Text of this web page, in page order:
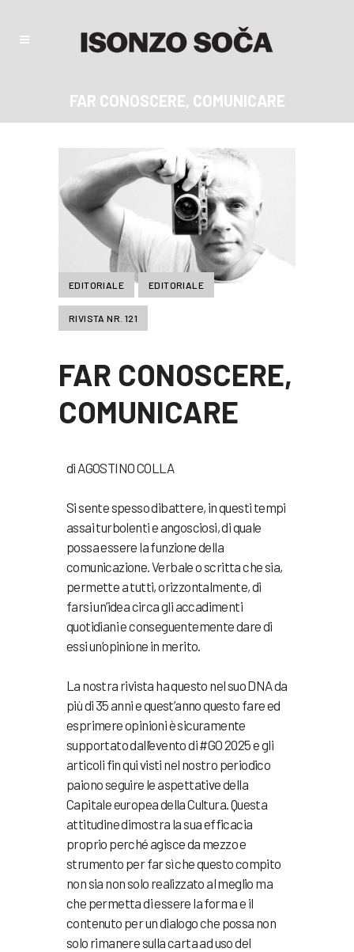
FAR CONOSCERE, COMUNICARE
EDITORIALE EDITORIALE
RIVISTA NR. 121
FAR CONOSCERE,
COMUNICARE
di AGOSTINO COLLA
Si sente spesso dibattere, in questi tempi
assai turbolenti e angosciosi, di quale
possa essere la funzione della
comunicazione. Verbale o scritta che sia,
permette a tutti, orizzontalmente, di
farsi un’idea circa gli accadimenti
quotidiani e conseguentemente dare di
essi un’opinione in merito.
La nostra rivista ha questo nel suo DNA da
più di 35 anni e quest’anno questo fare ed
esprimere opinioni è sicuramente
supportato dall’evento di #GO 2025 e gli
articoli fin qui visti nel nostro periodico
paiono seguire le aspettative della
Capitale europea della Cultura. Questa
attitudine dimostra la sua efficacia
proprio perché agisce da mezzo e
strumento per far sì che questo compito
non sia non solo realizzato al meglio ma
che permetta di essere la forma e il
contenuto per un dialogo che possa non
solo rimanere sulla carta ad uso del